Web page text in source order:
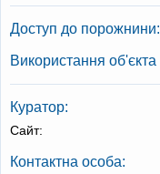
Доступ до порожнини:
Використання об'єкта
Куратор:
Сайт:
Контактна особа: